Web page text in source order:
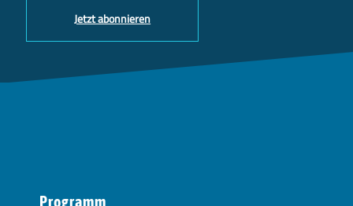
Jetzt abonnieren
Programm